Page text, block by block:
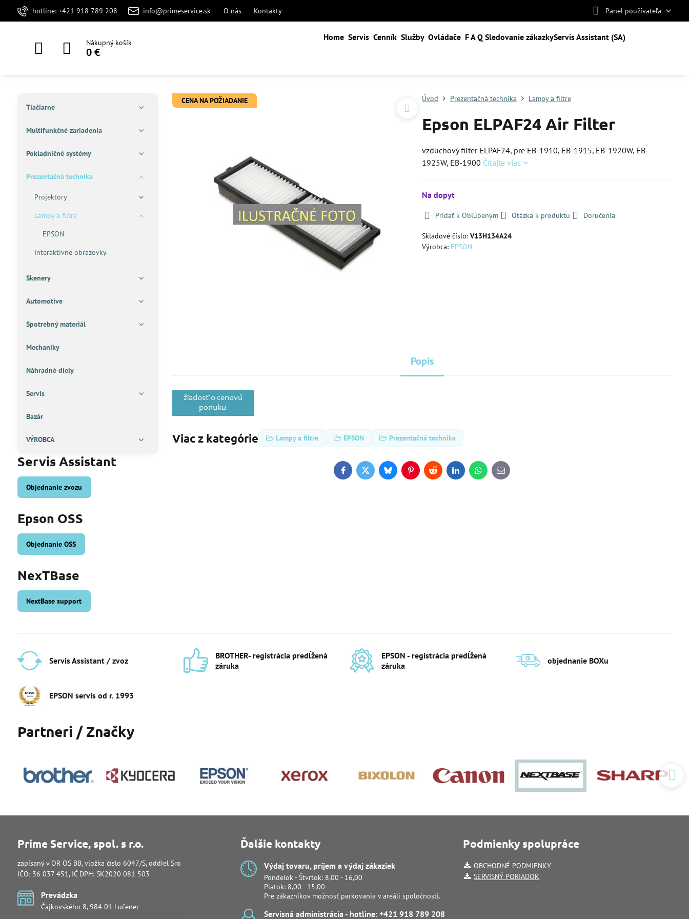
hotline: +421 918 789 208 info@primeservice.sk O nás Kontakty Panel používateľa
Nákupný košík
0 €
Home Servis Cenník Služby Ovládače F A QSledovanie zákazkyServis Assistant (SA)
CENA NA POŽIADANIE Úvod Prezentačná technika Lampy a filtre
Epson ELPAF24 Air Filter
vzduchový filter ELPAF24, pre EB-1910, EB-1915, EB-1920W, EB-
1925W, EB-1900 Čítajte viac
Na dopyt
Pridať k Obľúbeným Otázka k produktu Doručenia
Skladové číslo:V13H134A24
Výrobca: EPSON
Popis
Viac z kategórie Lampy a filtre EPSON Prezentačná technika
FacebookTwitterBlueskyPinterestRedditLinkedInWhatsApp
E-
mail
Tlačiarne
Multifunkčné zariadenia
Pokladničné systémy
Prezentačná technika
Projektory
Lampy a filtre
EPSON
Interaktívne obrazovky
Skenery
Automotive
Spotrebný materiál
Mechaniky
Náhradné diely
Servis
Bazár
VÝROBCA
Servis Assistant
Objednanie zvozu
Epson OSS
Objednanie OSS
NexTBase
NextBase support
Servis Assistant / zvoz
BROTHER- registrácia predĺžená
záruka
EPSON - registrácia predĺžená
záruka
objednanie BOXu
EPSON servis od r​. 1993
Partneri / Značky
Prime Service, spol. s r.o.
zapísaný v OR OS BB, vložka číslo 6047/S, oddiel Sro
IČO: 36 037 451, IČ DPH: SK2020 081 503
Prevádzka
Čajkovského 8, 984 01 Lučenec
Ďalšie kontakty
Výdaj tovaru, príjem a výdaj zákaziek
Pondelok - Štvrtok: 8,00 - 16,00
Piatok: 8,00 - 15,00
Pre zákazníkov možnosť parkovania v areáli spoločnosti.
Servisná administrácia - hotline: +421 918 789 208
Podmienky spolupráce
OBCHODNÉ PODMIENKY
SERVISNÝ PORIADOK